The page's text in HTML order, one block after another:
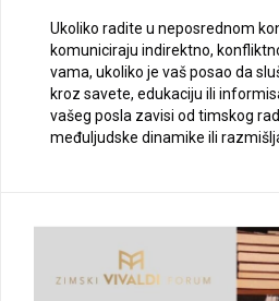
Ukoliko radite u neposrednom
komuniciraju indirektno,
vama, ukoliko je vaš posao da
kroz savete, edukaciju ili
vašeg posla zavisi od timskog
međuljudske dinamike ili